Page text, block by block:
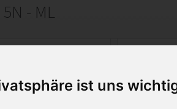
ist uns
5N - ML
verkaufen
Rechnungswesen